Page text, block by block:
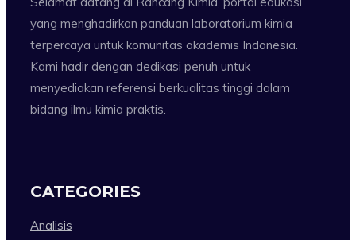
yang menghadirkan panduan laboratorium kimia
terpercaya untuk komunitas akademis Indonesia.
Kami hadir dengan dedikasi penuh untuk
menyediakan referensi berkualitas tinggi dalam
bidang ilmu kimia praktis.
CATEGORIES
Analisis